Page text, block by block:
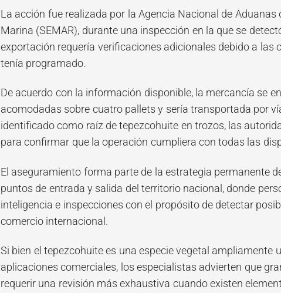
La acción fue realizada por la Agencia Nacional de
Marina (SEMAR), durante una inspección en la que se
exportación requería verificaciones adicionales debido a
tenía programado.
De acuerdo con la información disponible, la mercancía se
acomodadas sobre cuatro pallets y sería transportada por
identificado como raíz de tepezcohuite en trozos, las
para confirmar que la operación cumpliera con todas las
El aseguramiento forma parte de la estrategia permanente
puntos de entrada y salida del territorio nacional, donde
inteligencia e inspecciones con el propósito de detectar
comercio internacional.
Si bien el tepezcohuite es una especie vegetal
aplicaciones comerciales, los especialistas advierten que
requerir una revisión más exhaustiva cuando existen